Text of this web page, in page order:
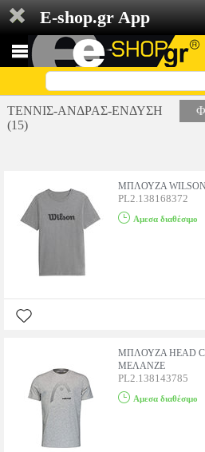
E-shop.gr App
ΤΕΝΝΙΣ-ΑΝΔΡΑΣ-ΕΝΔΥΣΗ
(15)
ΜΠΛΟΥΖΑ WILSON
PL2.138168372
Αμεσα διαθέσιμο
ΜΠΛΟΥΖΑ HEAD
ΜΕΛΑΝΖΕ
PL2.138143785
Αμεσα διαθέσιμο